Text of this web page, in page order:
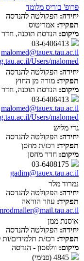
פרופ' בוריס מלומד
יחידה: הפקולטה להנדסה
תפקיד: אמריטוס
מיקום: הנדסת תוכנה, חדר 207
malomed@tauex.tau.ac.il
Users/malomed
יחידה: הפקולטה להנדסה
תפקיד: מורה מן החוץ
מיקום: הנדסת תוכנה, חדר 207
malomed@tauex.tau.ac.il
Users/malomed
גדי מליש
יחידה: הפקולטה להנדסה
תפקיד: רכז/ת מחסן
מיקום: חדר מחסן
gadim@tauex.tau.ac.il
נמרוד מלר
יחידה: הפקולטה להנדסה
תפקיד: עוזר הוראה
אוסנת ממן
יחידה: הפקולטה להנדסה
תפקיד: רכז/ת תלמידים/
מיקום: וולפסון - הנדסה